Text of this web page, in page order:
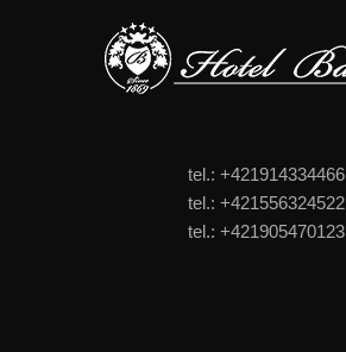
tel.: +421914334466
tel.: +421556324522
tel.: +421905470123